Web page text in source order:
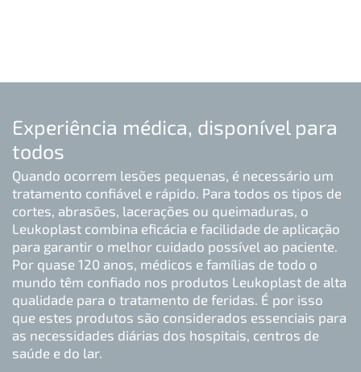
Experiência médica, disponível para
todos
Quando ocorrem lesões pequenas, é necessário um
tratamento confiável e rápido. Para todos os tipos de
cortes, abrasões, lacerações ou queimaduras, o
Leukoplast combina eficácia e facilidade de aplicação
para garantir o melhor cuidado possível ao paciente.
Por quase 120 anos, médicos e famílias de todo o
mundo têm confiado nos produtos Leukoplast de alta
qualidade para o tratamento de feridas. É por isso
que estes produtos são considerados essenciais para
as necessidades diárias dos hospitais, centros de
saúde e do lar.